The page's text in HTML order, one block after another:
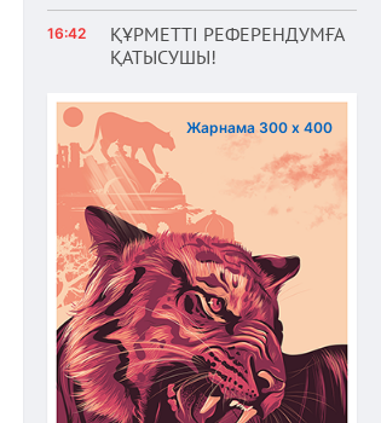
16:42
ҚҰРМЕТТІ РЕФЕРЕНДУМҒА
ҚАТЫСУШЫ!
Жарнама 300 х 400